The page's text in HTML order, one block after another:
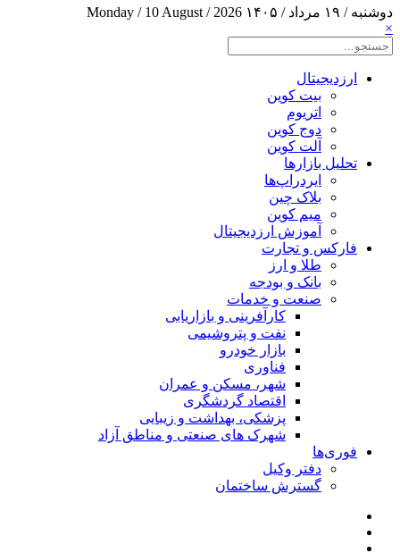
دوشنبه / ۱۹ مرداد / ۱۴۰۵
Monday / 10 August / 2026
×
ارزدیجیتال
بیت کوین
اتریوم
دوج کوین
آلت کوین
تحلیل بازارها
ایردراپ‌ها
بلاک چین
میم کوین‌
آموزش ارزدیجیتال
فارکس و تجارت
طلا و ارز
بانک و بودجه
صنعت و خدمات
کارآفرینی و بازاریابی
نفت و پتروشیمی
بازار خودرو
فناوری
شهر، مسکن و عمران
اقتصاد گردشگری
پزشکی، بهداشت و زیبایی
شهرک های صنعتی و مناطق آزاد
فوری‌ها
دفتر وکیل
گسترش ساختمان